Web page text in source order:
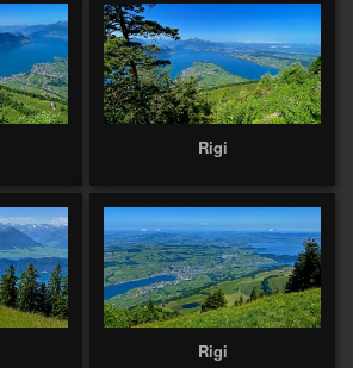
Rigi
Rigi